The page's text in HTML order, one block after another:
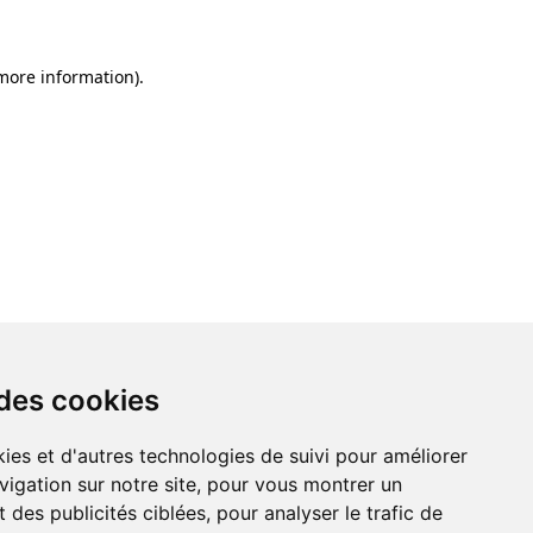
cookies
et d'autres technologies de suivi pour améliorer
sur notre site, pour vous montrer un
des publicités ciblées, pour analyser le trafic de
information).